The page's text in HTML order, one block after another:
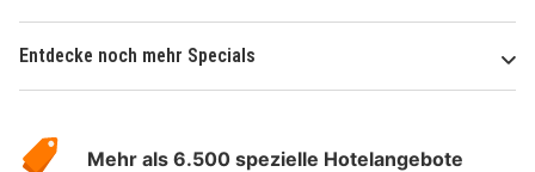
Entdecke noch mehr Specials
Hotelspecials
Mehr als 6.500 spezielle Hotelangebote